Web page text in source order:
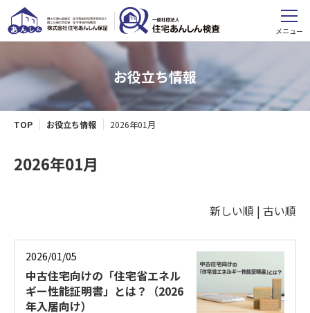
メニュー
TOP お役立ち情報 2026年01月
お役立ち情報
2026年01月
新しい順 | 古い順
2026/01/05
中古住宅向けの「住宅省エネル
ギー性能証明書」とは？（2026
年入居向け）